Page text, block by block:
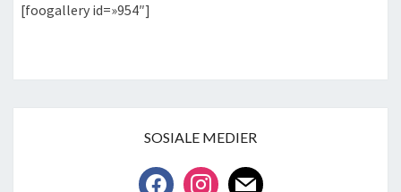
[foogallery id=»954″]
SOSIALE MEDIER
facebookinstagram
mail